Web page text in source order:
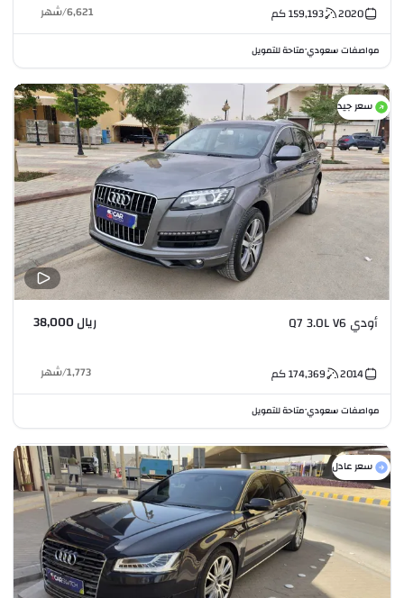
2020
159,193كم 6,621
/شهر
مواصفات سعودي•متاحة للتمويل
سعر جيد
أودي Q7 3.0L V6 ريال 38,000
2014
174,369كم 1,773
/شهر
مواصفات سعودي•متاحة للتمويل
سعر عادل